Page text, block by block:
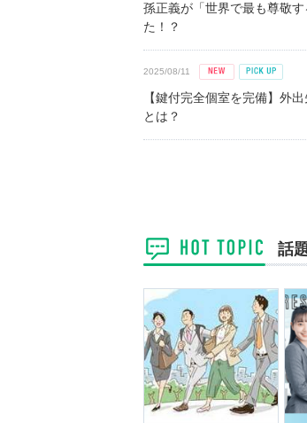
孫正義が「世界で最も尊敬
た！？
2025/08/11
【鍵付完全個室を完備】外
とは？
話